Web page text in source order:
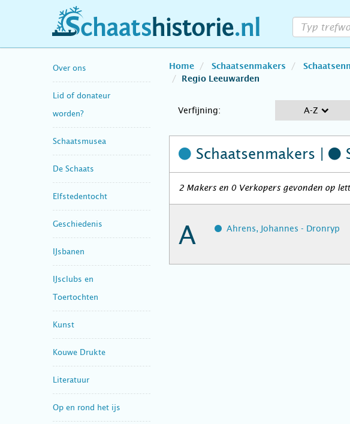
schaatshistorie.nl
Over ons
Lid of donateur
worden?
Schaatsmusea
De Schaats
Elfstedentocht
Geschiedenis
IJsbanen
IJsclubs en
Toertochten
Kunst
Kouwe Drukte
Literatuur
Op en rond het ijs
Home Schaatsenmakers
Regio Leeuwarden
Verfijning: A-Z
Schaatsenmakers |
2 Makers en 0 Verkopers gevonden op
A Ahrens, Johannes - Dronryp